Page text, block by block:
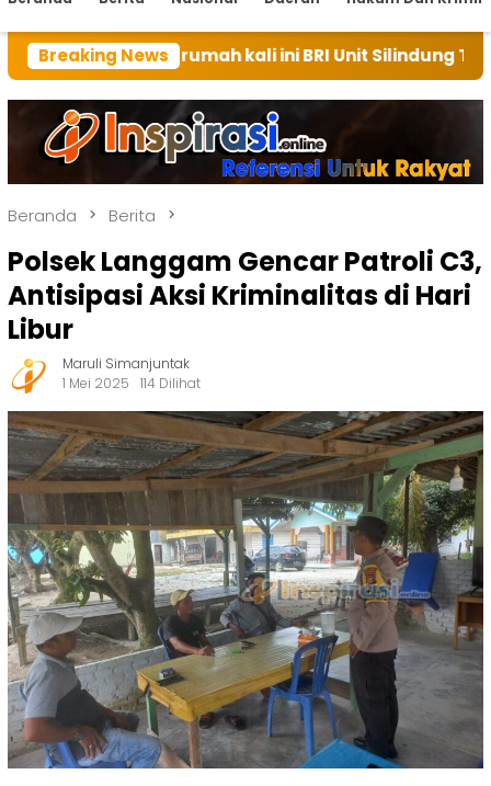
Breaking News
rumah kali ini BRI Unit Silindung Tarutung
Beranda Berita
Polsek Langgam Gencar Patroli C3,
Antisipasi Aksi Kriminalitas di Hari
Libur
Maruli Simanjuntak
1 Mei 2025
114 Dilihat